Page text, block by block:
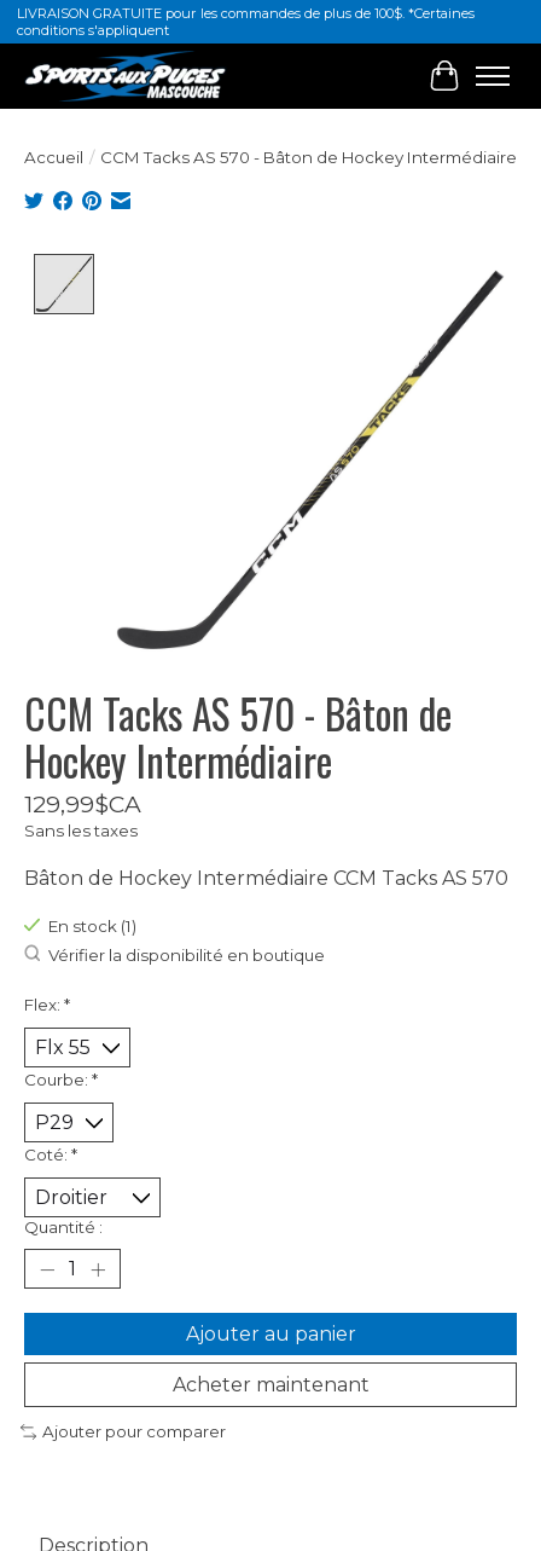
LIVRAISON GRATUITE pour les commandes de plus de 100$. *Certaines
conditions s'appliquent
Panier
Accueil / CCM Tacks AS 570 - Bâton de Hockey Intermédiaire
CCM Tacks AS 570 - Bâton de
Hockey Intermédiaire
129,99$CA
Sans les taxes
Bâton de Hockey Intermédiaire CCM Tacks AS 570
En stock (1)
Vérifier la disponibilité en boutique
Flex: *
Courbe: *
Coté: *
Quantité :
Ajouter au panier
Acheter maintenant
Ajouter pour comparer
Description